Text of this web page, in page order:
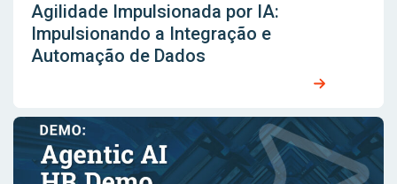
Agilidade Impulsionada por IA:
Impulsionando a Integração e
Automação de Dados